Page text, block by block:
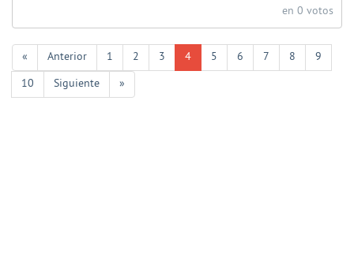
en 0 votos
« Anterior 1 2 3 4 5 6 7 8
9
10
Siguiente »